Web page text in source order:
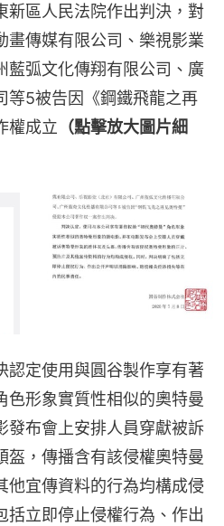
新區人民法院作出判決，對
畫傳媒有限公司、樂視影業
藍弧文化傳翔有限公司、廣
等5被告因《鋼鐵飛龍之再
權成立 （點擊放大圖片細
認定使用與圓谷製作享有著
色形象實質性相似的奧特曼
發布會上安排人員穿獻被訴
盔，傳播含有該侵權奧特曼
他宜傳資料的行為均構成侵
括立即停止侵權行為、作出